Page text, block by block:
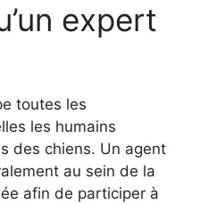
expert
toutes les
les humains
des chiens. Un agent
au sein de la
afin de participer à